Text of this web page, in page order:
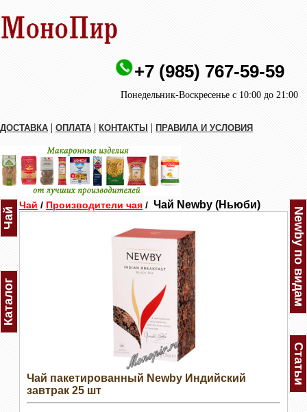
+7 (985) 767-59-59
Понедельник-Воскресенье с 10:00 до 21:00
ДОСТАВКА | ОПЛАТА | КОНТАКТЫ | ПРАВИЛА И УСЛОВИЯ
Чай
Каталог
Чай / Производители чая / Чай Newby (Ньюби)
Чай пакетированный Newby Индийский
завтрак 25 шт
Newby по видам
Статьи